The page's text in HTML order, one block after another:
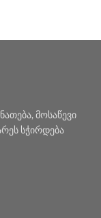
მოსაწევი
სჭირდება